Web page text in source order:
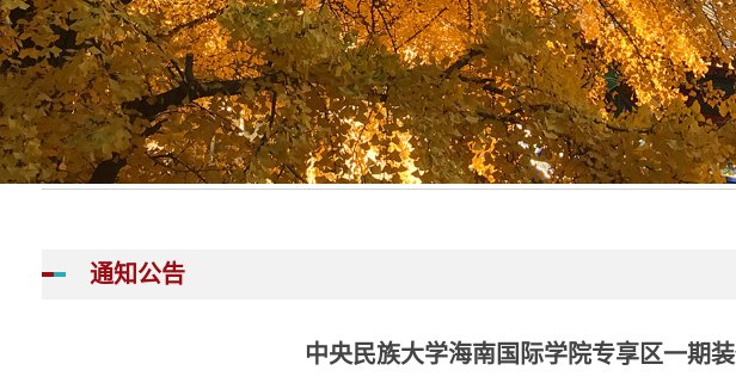
通知公告
中央民族大学海南国际学院专享区一期